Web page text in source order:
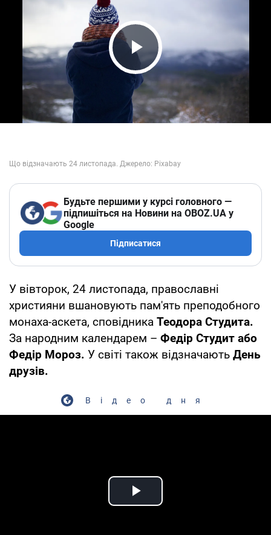
Play Video
Будьте першими у курсі головного —
підпишіться на Новини на OBOZ.UA у
Google
Підписатися
У вівторок, 24 листопада, православні
християни вшановують пам'ять преподобного
монаха-аскета, сповідника Теодора Студита.
За народним календарем – Федір Студит або
Федір Мороз. У світі також відзначають День
друзів.
Відео дня
Play Video